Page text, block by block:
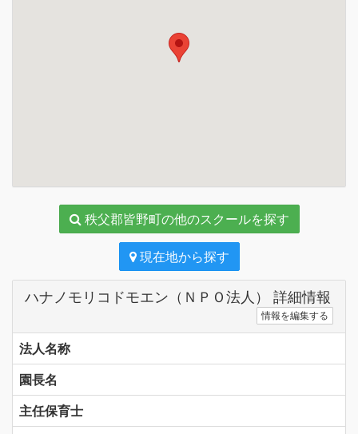
秩父郡皆野町の他のスクールを探す
現在地から探す
ハナノモリコドモエン（ＮＰＯ法人） 詳細情報
情報を編集する
法人名称
園長名
主任保育士